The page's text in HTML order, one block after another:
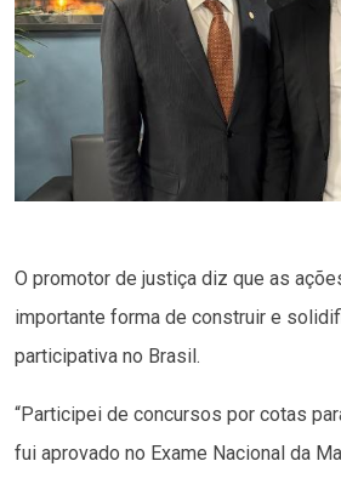
O promotor de justiça diz que as
importante forma de construir e
participativa no Brasil.
“Participei de concursos por cotas
fui aprovado no Exame Nacional da